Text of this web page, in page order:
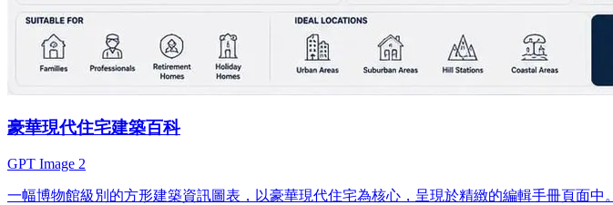
豪華現代住宅建築百科
GPT Image 2
一幅博物館級別的方形建築資訊圖表，以豪華現代住宅為核心，呈現於精緻的編輯手冊頁面